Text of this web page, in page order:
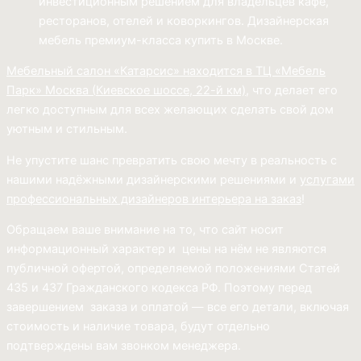
ресторанов, отелей и коворкингов. Дизайнерская
мебель премиум-класса купить в Москве.
Мебельный салон «Катарсис» находится в ТЦ «Мебель
Парк» Москва ( Киевское шоссе, 22-й км)
, что делает его
легко доступным для всех желающих сделать свой дом
уютным и стильным.
Не упустите шанс превратить свою мечту в реальность с
нашими надёжными дизайнерскими решениями и услугами
профессиональных дизайнеров интерьера на заказ
Обращаем ваше внимание на то, что сайт носит
информационный характер и цены на нём не являются
публичной офертой, определяемой положениями Статей
435 и 437 Гражданского кодекса РФ. Поэтому перед
завершением заказа и оплатой — все его детали, включая
стоимость и наличие товара, будут отдельно
подтверждены вам звонком менеджера.